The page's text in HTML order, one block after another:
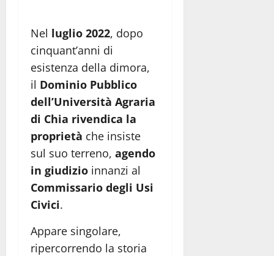
Nel luglio 2022, dopo
cinquant’anni di
esistenza della dimora,
il Dominio Pubblico
dell’Università Agraria
di Chia rivendica la
proprietà che insiste
sul suo terreno, agendo
in giudizio innanzi al
Commissario degli Usi
Civici.
Appare singolare,
ripercorrendo la storia